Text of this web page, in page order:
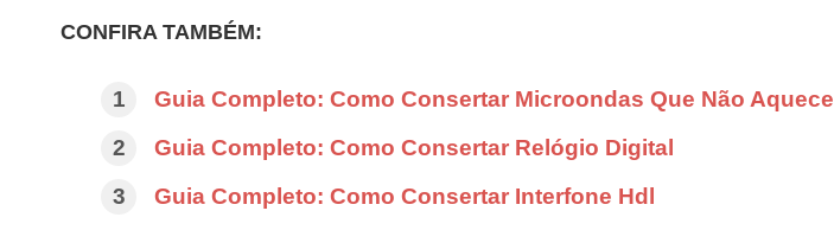
CONFIRA TAMBÉM:
Guia Completo: Como Consertar Microondas Que Não Aquece
Guia Completo: Como Consertar Relógio Digital
Guia Completo: Como Consertar Interfone Hdl